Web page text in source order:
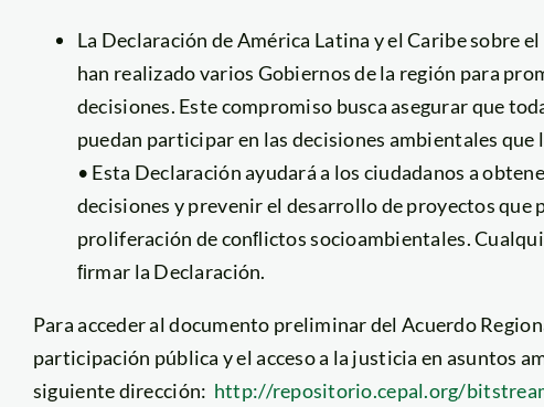
La Declaración de América Latina y el Caribe sobre
han realizado varios Gobiernos de la región para
decisiones. Este compromiso busca asegurar que
puedan participar en las decisiones ambientales
• Esta Declaración ayudará a los ciudadanos a
decisiones y prevenir el desarrollo de proyectos que
proliferación de conﬂictos socioambientales.
ﬁrmar la Declaración.
Para acceder al documento preliminar del Acuerdo
participación pública y el acceso a la justicia en asuntos
siguiente dirección: http://repositorio.cepal.org/